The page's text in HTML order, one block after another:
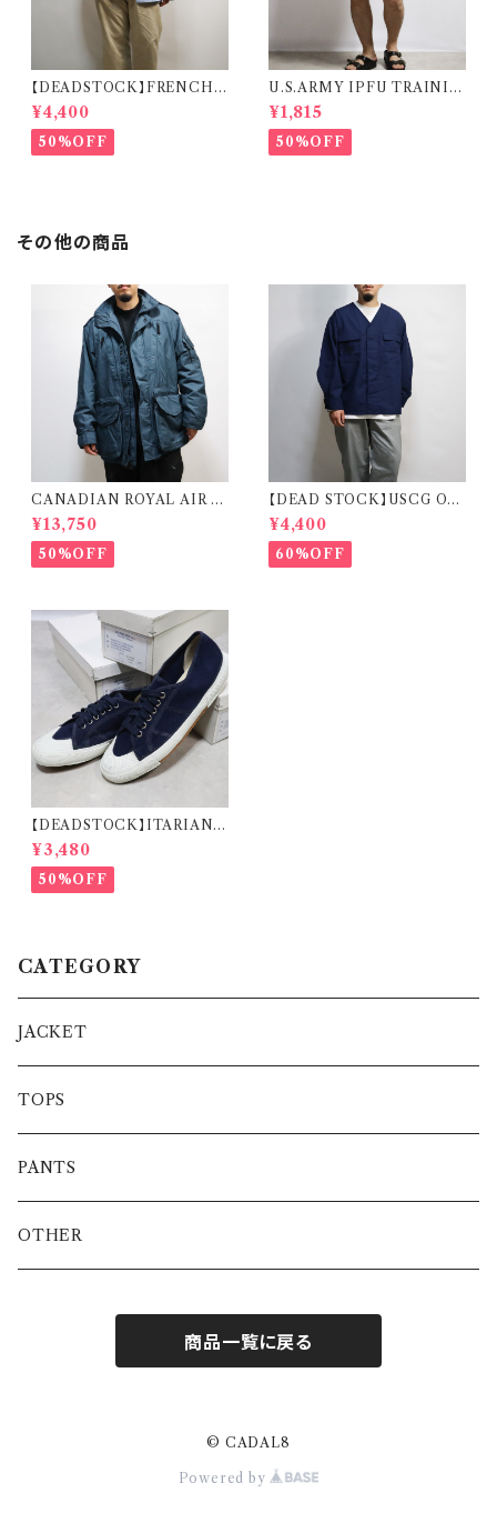
【DEADSTOCK】FRENCH
MILITARY SLEEPING SHI
RT フランス軍 スリーピングシャ
ツ デッドストック
¥4,400
50%OFF
U.S.ARMY IPFU TRAININ
G SHORTS 米軍 トレーニング
ショーツ
¥1,815
50%OFF
その他の商品
CANADIAN ROYAL AIR F
ORCE COLD & WET WEA
THER PARKA カナディアンゴ
アテックス カナダ軍 ロイヤルエ
アフォース
¥13,750
50%OFF
【DEAD STOCK】USCG OD
U SHIRT REMAKE CARDI
GAN 米国沿岸警備隊 オペレー
ションジャケット リメイク カーデ
ィガン
¥4,400
60%OFF
【DEADSTOCK】ITARIAN
MILITARY M.M. DECK S
HOES イタリア海軍 デッキシュ
ーズ 箱付き デッドストック
¥3,480
50%OFF
CATEGORY
JACKET
TOPS
PANTS
OTHER
商品一覧に戻る
© CADAL8
Powered by